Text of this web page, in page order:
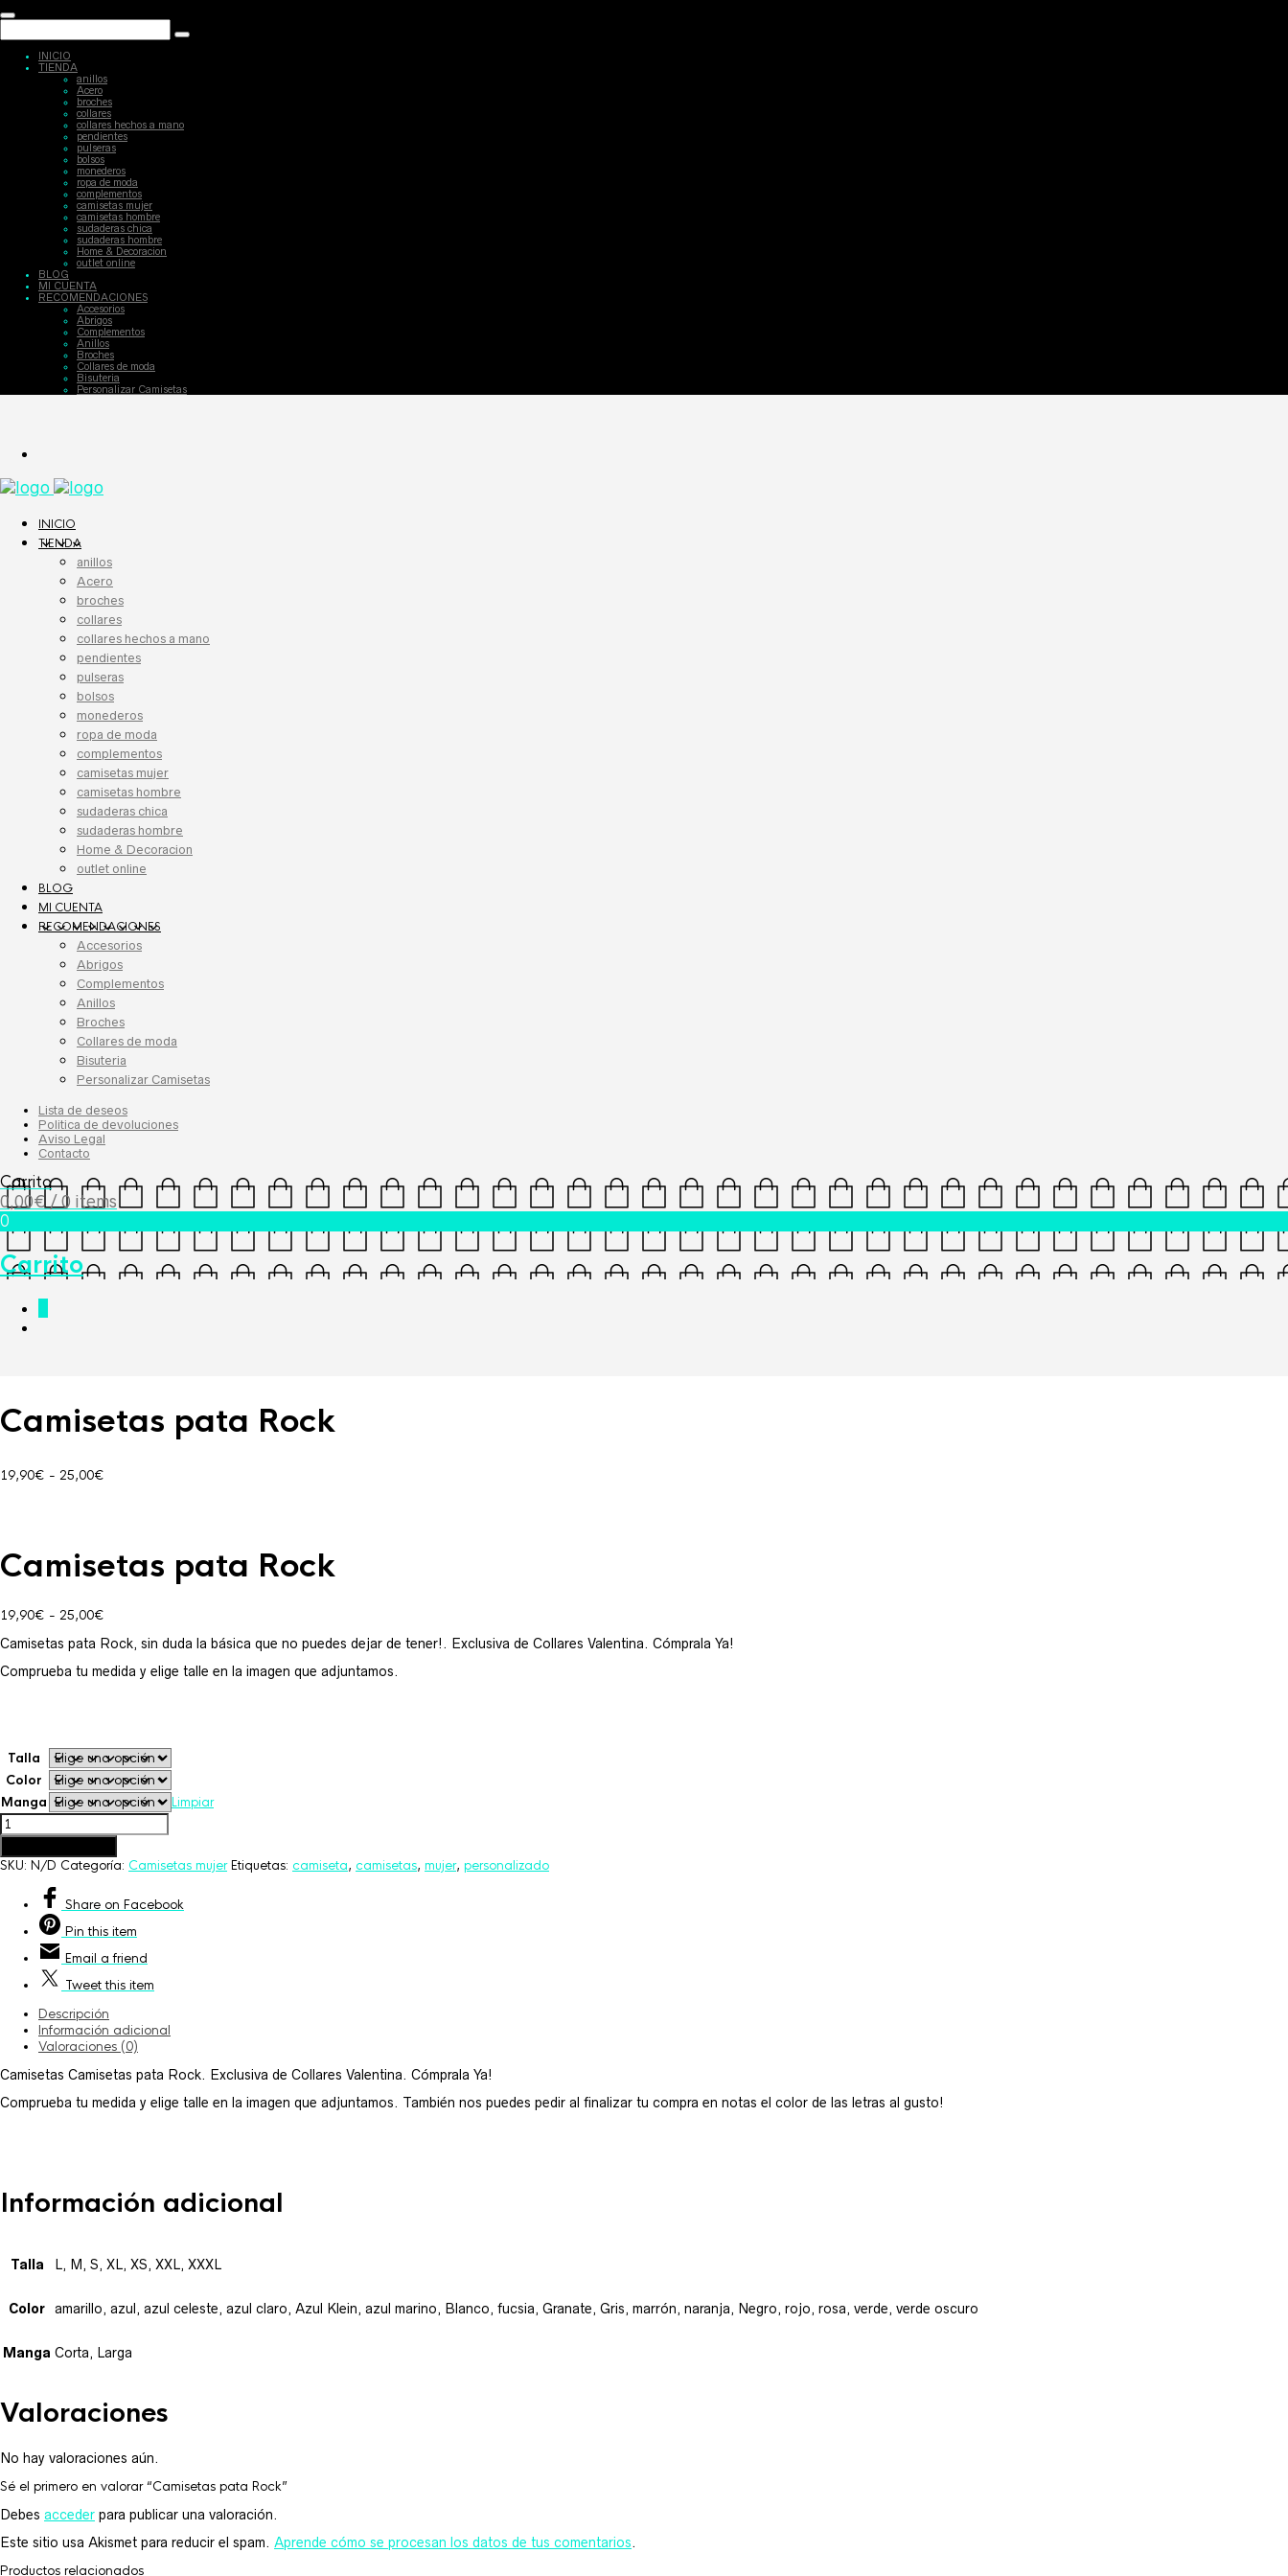
INICIO
TIENDA
anillos
Acero
broches
collares
collares hechos a mano
pendientes
pulseras
bolsos
monederos
ropa de moda
complementos
camisetas mujer
camisetas hombre
sudaderas chica
sudaderas hombre
Home & Decoracion
outlet online
BLOG
MI CUENTA
RECOMENDACIONES
Accesorios
Abrigos
Complementos
Anillos
Broches
Collares de moda
Bisuteria
Personalizar Camisetas
INICIO
TIENDA
anillos
Acero
broches
collares
collares hechos a mano
pendientes
pulseras
bolsos
monederos
ropa de moda
complementos
camisetas mujer
camisetas hombre
sudaderas chica
sudaderas hombre
Home & Decoracion
outlet online
BLOG
MI CUENTA
RECOMENDACIONES
Accesorios
Abrigos
Complementos
Anillos
Broches
Collares de moda
Bisuteria
Personalizar Camisetas
Lista de deseos
Politica de devoluciones
Aviso Legal
Contacto
Carrito
0,00€ / 0 items
0
Carrito
Camisetas pata Rock
19,90€ - 25,00€
hasta
25,00€
Camisetas pata Rock
19,90€ - 25,00€
precios:
desde
19,90€
Camisetas pata Rock, sin duda la básica que no puedes dejar de tener!. Exclusiva de Collares Valentina. Cómprala Ya!
Comprueba tu medida y elige talle en la imagen que adjuntamos.
Talla
Color
Manga
Limpiar
Camisetas
pata
Rock
cantidad
SKU: N/D Categoría: Camisetas mujer Etiquetas: camiseta, camisetas, mujer, personalizado
Share on Facebook
Pin this item
Email a friend
Tweetthis item
Descripción
Información adicional
Valoraciones (0)
Camisetas Camisetas pata Rock. Exclusiva de Collares Valentina. Cómprala Ya!
Comprueba tu medida y elige talle en la imagen que adjuntamos. También nos puedes pedir al finalizar tu compra en notas el color de las letras al gusto!
Información adicional
Talla L, M, S, XL, XS, XXL, XXXL
Color amarillo, azul, azul celeste, azul claro, Azul Klein, azul marino, Blanco, fucsia, Granate, Gris, marrón, naranja, Negro, rojo, rosa, verde, verde oscuro
Manga Corta, Larga
Valoraciones
No hay valoraciones aún.
Sé el primero en valorar “Camisetas pata Rock”
Debes acceder para publicar una valoración.
Este sitio usa Akismet para reducir el spam. Aprende cómo se procesan los datos de tus comentarios.
Productos relacionados